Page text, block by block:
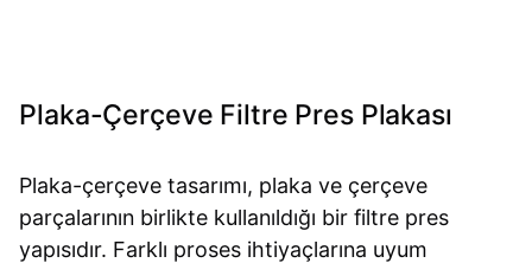
Plaka-Çerçeve Filtre Pres Plakası
Plaka-çerçeve tasarımı, plaka ve çerçeve
parçalarının birlikte kullanıldığı bir filtre pres
yapısıdır. Farklı proses ihtiyaçlarına uyum